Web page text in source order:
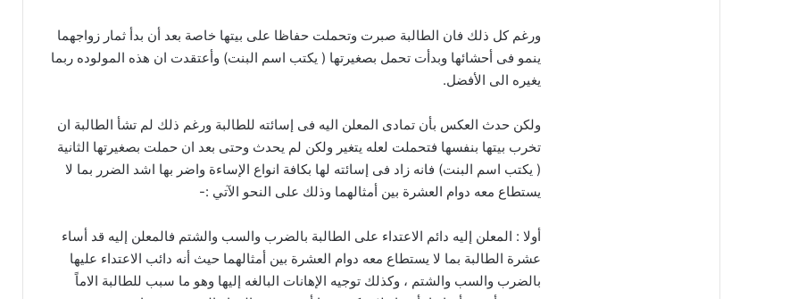
ورغم كل ذلك فان الطالبة صبرت وتحملت حفاظا على بيتها خاصة بعد أن بدأ ثمار زواجهما
ينمو فى أحشائها وبدأت تحمل بصغيرتها ( يكتب اسم البنت) وأعتقدت ان هذه المولوده ربما
يغيره الى الأفضل.
ولكن حدث العكس بأن تمادى المعلن اليه فى إسائته للطالبة ورغم ذلك لم تشأ الطالبة ان
تخرب بيتها بنفسها فتحملت لعله يتغير ولكن لم يحدث وحتى بعد ان حملت بصغيرتها الثانية
( يكتب اسم البنت) فانه زاد فى إسائته لها بكافة انواع الإساءة واضر بها اشد الضرر بما لا
يستطاع معه دوام العشرة بين أمثالهما وذلك على النحو الآتي :-
أولا : المعلن إليه دائم الاعتداء على الطالبة بالضرب والسب والشتم فالمعلن إليه قد أساء
عشرة الطالبة بما لا يستطاع معه دوام العشرة بين أمثالهما حيث أنه دائب الاعتداء عليها
بالضرب والسب والشتم ، وكذلك توجيه الإهانات البالغه إليها وهو ما سبب للطالبة الاماً